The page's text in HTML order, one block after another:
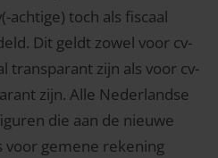
achtige) toch als fiscaal
Dit geldt zowel voor cv-
transparant zijn als voor cv-
zijn. Alle Nederlandse
die aan de nieuwe
voor gemene rekening